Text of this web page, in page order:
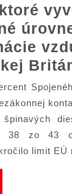
38 zo 43
limit EÚ